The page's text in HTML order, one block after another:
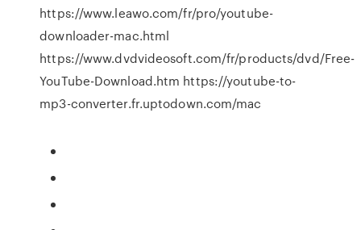
https://www.leawo.com/fr/pro/youtube-
downloader-mac.html
https://www.dvdvideosoft.com/fr/products/dvd/Free-
YouTube-Download.htm https://youtube-to-
mp3-converter.fr.uptodown.com/mac